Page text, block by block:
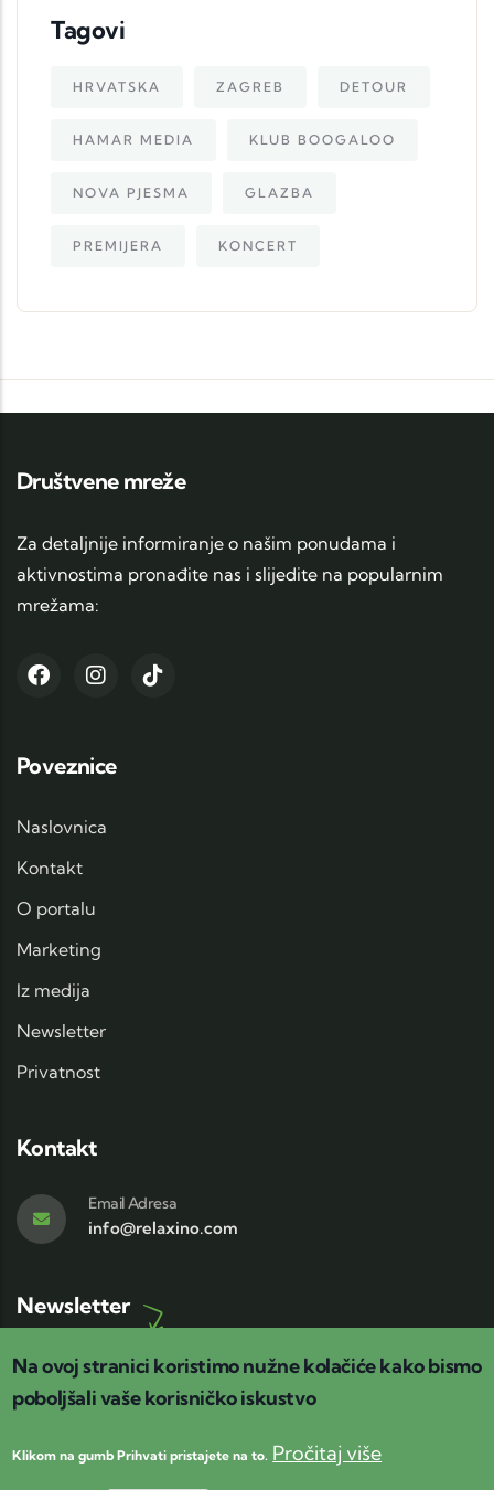
Tagovi
HRVATSKA ZAGREB DETOUR
HAMAR MEDIA KLUB BOOGALOO
NOVA PJESMA GLAZBA
PREMIJERA KONCERT
Društvene mreže
Za detaljnije informiranje o našim ponudama i
aktivnostima pronađite nas i slijedite na popularnim
mrežama:
Poveznice
Naslovnica
Kontakt
O portalu
Marketing
Iz medija
Newsletter
Privatnost
Kontakt
Email Adresa
info@relaxino.com
Newsletter
Pretplatite se naRelaxino newsletter!
Na ovoj stranici koristimo nužne kolačiće kako bismo
poboljšali vaše korisničko iskustvo
Klikom na gumb Prihvati pristajete na to. Pročitaj više